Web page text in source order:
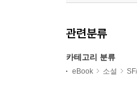
관련분류
카테고리 분류
eBook 소설